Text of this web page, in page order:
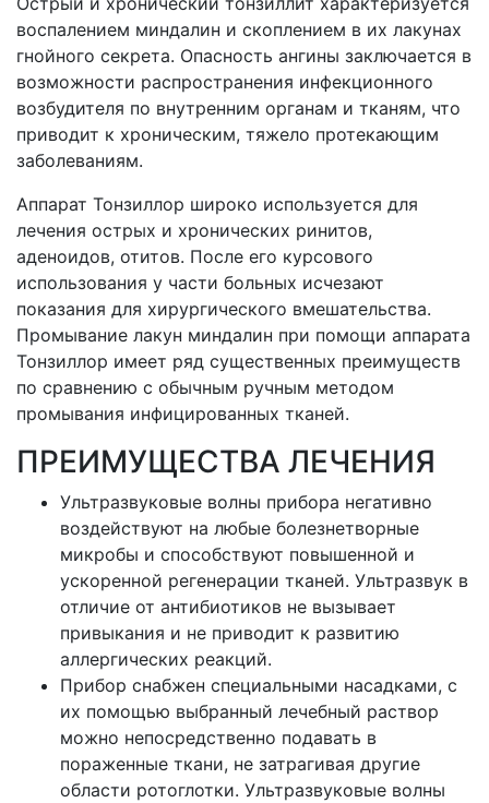
воспалением миндалин и скоплением в их лакунах
гнойного секрета. Опасность ангины заключается в
возможности распространения инфекционного
возбудителя по внутренним органам и тканям, что
приводит к хроническим, тяжело протекающим
заболеваниям.
Аппарат Тонзиллор широко используется для
лечения острых и хронических ринитов,
аденоидов, отитов. После его курсового
использования у части больных исчезают
показания для хирургического вмешательства.
Промывание лакун миндалин при помощи аппарата
Тонзиллор имеет ряд существенных преимуществ
по сравнению с обычным ручным методом
промывания инфицированных тканей.
ПРЕИМУЩЕСТВА ЛЕЧЕНИЯ
Ультразвуковые волны прибора негативно
воздействуют на любые болезнетворные
микробы и способствуют повышенной и
ускоренной регенерации тканей. Ультразвук в
отличие от антибиотиков не вызывает
привыкания и не приводит к развитию
аллергических реакций.
Прибор снабжен специальными насадками, с
их помощью выбранный лечебный раствор
можно непосредственно подавать в
пораженные ткани, не затрагивая другие
области ротоглотки. Ультразвуковые волны